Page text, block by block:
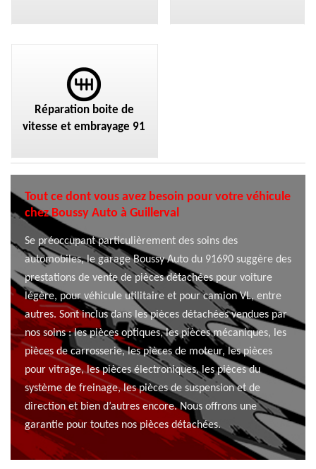
Réparation boite de
vitesse et embrayage 91
Tout ce dont vous avez besoin pour votre véhicule
chez Boussy Auto à Guillerval
Se préoccupant particulièrement des soins des
automobiles, le garage Boussy Auto du 91690 suggère des
prestations de vente de pièces détachées pour voiture
légère, pour véhicule utilitaire et pour camion VL, entre
autres. Sont inclus dans les pièces détachées vendues par
nos soins : les pièces optiques, les pièces mécaniques, les
pièces de carrosserie, les pièces de moteur, les pièces
pour vitrage, les pièces électroniques, les pièces du
système de freinage, les pièces de suspension et de
direction et bien d’autres encore. Nous offrons une
garantie pour toutes nos pièces détachées.